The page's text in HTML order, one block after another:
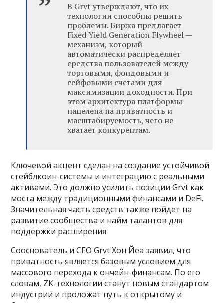
В Grvt утверждают, что их
технологии способны решить
проблемы. Биржа предлагает
Fixed Yield Generation Flywheel —
механизм, который
автоматически распределяет
средства пользователей между
торговыми, фондовыми и
сейфовыми счетами для
максимизации доходности. При
этом архитектура платформы
нацелена на приватность и
масштабируемость, чего не
хватает конкурентам.
Ключевой акцент сделан на создание устойчивой
стейблкоин-системы и интеграцию с реальными
активами. Это должно усилить позиции Grvt как
моста между традиционными финансами и DeFi.
Значительная часть средств также пойдет на
развитие сообщества и найм талантов для
поддержки расширения.
Сооснователь и CEO Grvt Хон Йеа заявил, что
приватность является базовым условием для
массового перехода к ончейн-финансам. По его
словам, ZK-технологии станут новым стандартом
индустрии и проложат путь к открытому и